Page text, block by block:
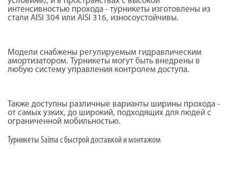
интенсивностью прохода - турникеты изготовлены из
стали AISI 304 или AISI 316, износоустойчивы.
Модели снабжены регулируемым гидравлическим
амортизатором. Турникеты могут быть внедрены в
любую систему управления контролем доступа.
Также доступны различные варианты ширины прохода -
от самых узких, до широкий, подходящих для людей с
ограниченной мобильностью.
Турникеты Saima с быстрой доставкой и монтажом